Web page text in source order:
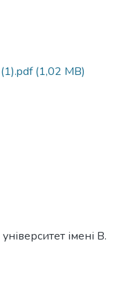
(1,02 MB)
імені В.